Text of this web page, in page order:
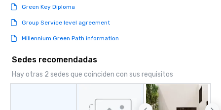
Green Key Diploma
Group Service level agreement
Millennium Green Path information
Sedes recomendadas
Hay otras 2 sedes que coinciden con sus requisitos